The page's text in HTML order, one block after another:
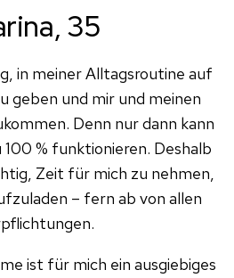
35
in meiner Alltagsroutine auf
geben und mir und meinen
Denn nur dann kann
% funktionieren. Deshalb
Zeit für mich zu nehmen,
– fern ab von allen
ist für mich ein ausgiebiges